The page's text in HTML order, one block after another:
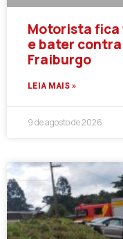
Motorista fica
e bater
Fraiburgo
LEIA MAIS »
9 de agosto de 2026